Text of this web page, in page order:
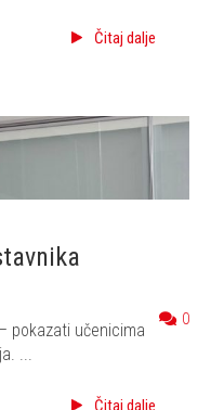
Čitaj dalje
0
pokazati učenicima
...
Čitaj dalje